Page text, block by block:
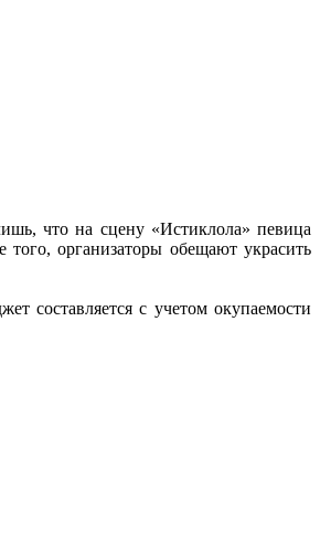
что на сцену «Истиклола» певица
того, организаторы обещают украсить
составляется с учетом окупаемости